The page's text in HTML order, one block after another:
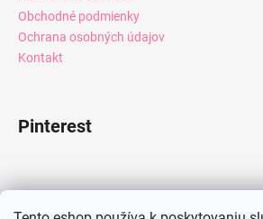
Obchodné podmienky
Ochrana osobných údajov
Kontakt
Pinterest